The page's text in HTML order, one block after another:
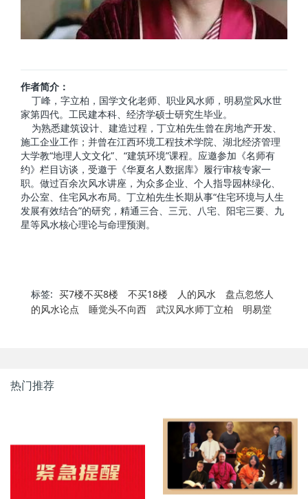
作者简介：
丁峰，字立柏，国学文化老师、职业风水师，明易堂风水世
家第四代。工民建本科、经济学硕士研究生毕业。
为熟悉建筑设计、建造过程，丁立柏先生曾在房地产开发、
施工企业工作；并曾在江西环境工程技术学院、湖北经济管理
大学教“地理人文文化”、“建筑环境”课程。应邀参加《名师有
约》栏目访谈，受邀于《华夏名人数据库》履行审核专家一
职。做过百余次风水讲座，为众多企业、个人指导园林绿化、
办公室、住宅风水布局。丁立柏先生长期从事“住宅环境与人生
发展有效结合”的研究，精通三合、三元、八宅、阳宅三要、九
星等风水核心理论与命理预测。
标签: 买7楼不买8楼 不买18楼 人的风水
盘点忽悠人
的风水论点
睡觉头不向西 武汉风水师丁立柏 明易堂
热门推荐